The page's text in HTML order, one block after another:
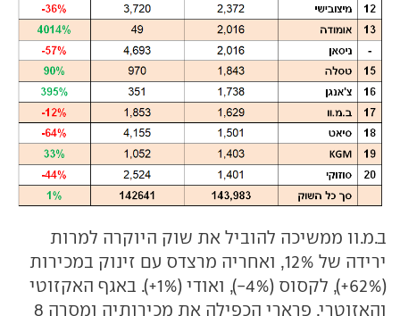
ב.מ.וו ממשיכה להוביל את שוק היוקרה למרות
ירידה של 12%, ואחריה מרצדס עם זינוק במכירות
(62%+), לקסוס (4%-), ואודי (1%+). באגף האקזוטי
והאזוטרי, פרארי הכפילה את מכירותיה ומסרה 8